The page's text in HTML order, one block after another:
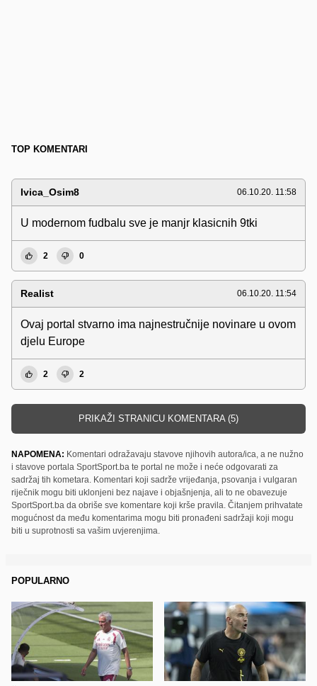
TOP KOMENTARI
Ivica_Osim8 06.10.20. 11:58
U modernom fudbalu sve je manjr klasicnih 9tki
2 0
Realist 06.10.20. 11:54
Ovaj portal stvarno ima najnestručnije novinare u ovom
djelu Europe
2 2
PRIKAŽI STRANICU KOMENTARA (5)
NAPOMENA: Komentari odražavaju stavove njihovih autora/ica, a ne nužno
i stavove portala SportSport.ba te portal ne može i neće odgovarati za
sadržaj tih kometara. Komentari koji sadrže vrijeđanja, psovanja i vulgaran
riječnik mogu biti uklonjeni bez najave i objašnjenja, ali to ne obavezuje
SportSport.ba da obriše sve komentare koji krše pravila. Čitanjem prihvatate
mogućnost da među komentarima mogu biti pronađeni sadržaji koji mogu
biti u suprotnosti sa vašim uvjerenjima.
POPULARNO